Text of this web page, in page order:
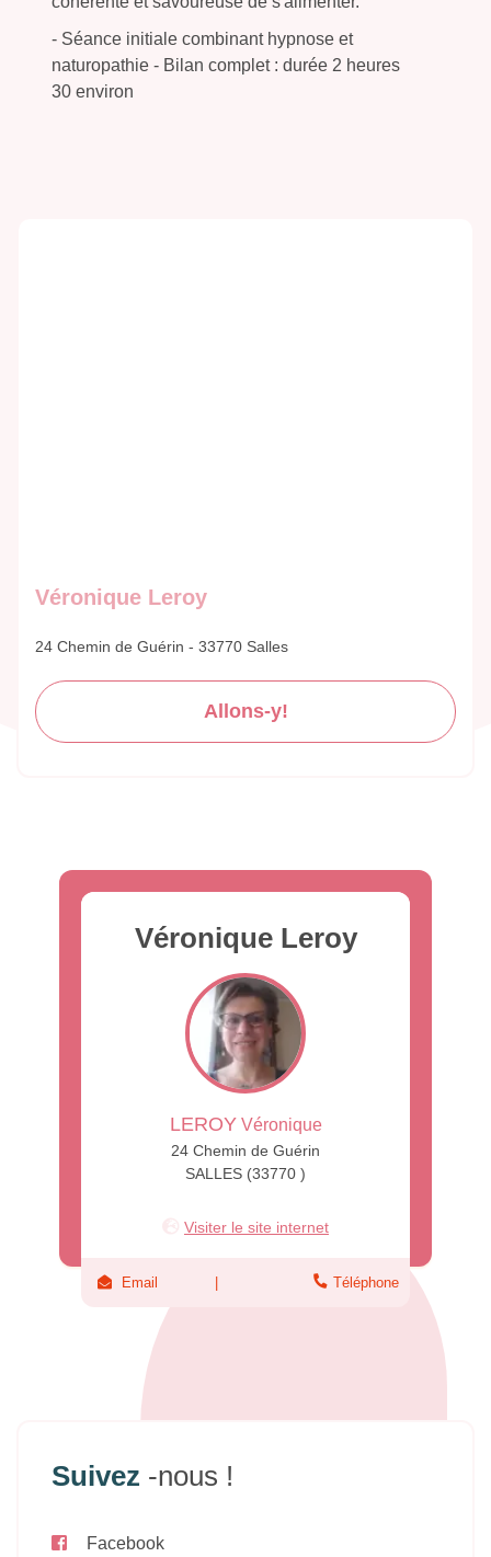
- Séance initiale combinant hypnose et
naturopathie - Bilan complet : durée 2 heures
30 environ
Véronique Leroy
24 Chemin de Guérin - 33770 Salles
Allons-y!
Véronique Leroy
LEROYVéronique
24 Chemin de Guérin
SALLES (33770 )
Visiter le site internet
Email Téléphone
Suivez -nous !
Facebook